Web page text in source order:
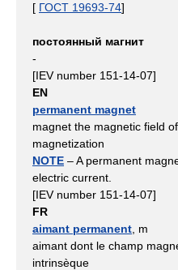
[ ГОСТ 19693-74]
постоянный магнит
-
[IEV number 151-14-07]
EN
permanent magnet
magnet the magnetic field
magnetization
NOTE – A permanent
electric current.
[IEV number 151-14-07]
FR
aimant permanent , m
aimant dont le champ
intrinsèque